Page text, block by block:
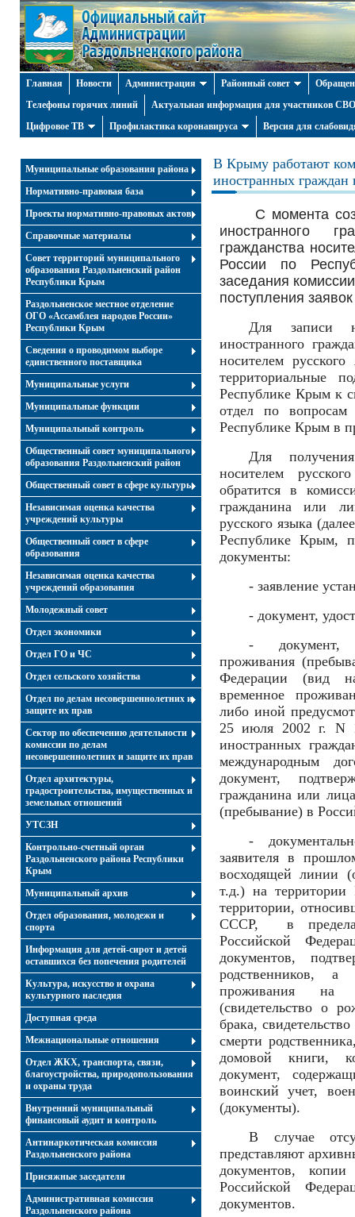
Главная Новости Администрация Районный совет
Телефоны горячих линий
Актуальная информация для участников СВО
Цифровое ТВ
Профилактика коронавируса Версия для
Муниципальные образования района
Нормативно-правовая база
Проекты нормативно-правовых актов
Справочные материалы
Совет территорий муниципального
образования Раздольненский район
Республики Крым
Раздольненское местное отделение
ОГО «Ассамблея народов России»
Республики Крым
Cведения о проводимом выборе
единственного поставщика
Муниципальные услуги
Муниципальные функции
Муниципальный контроль
Общественный совет муниципального
образования Раздольненский район
Общественный совет в сфере культуры
Независимая оценка качества
учреждений культуры
Общественный совет в сфере
образования
Независимая оценка качества
учреждений образования
Молодежный совет
Отдел экономики
Отдел ГО и ЧС
Отдел сельского хозяйства
Отдел по делам несовершеннолетних и
защите их прав
Сектор по обеспечению деятельности
комиссии по делам
несовершеннолетних и защите их прав
Отдел архитектуры,
градостроительства, имущественных и
земельных отношений
УТСЗН
Контрольно-счетный орган
Раздольненского района Республики
Крым
Муниципальный архив
Отдел образования, молодежи и
спорта
Информация для детей-сирот и детей
оставшихся без попечения родителей
Культура, искусство и охрана
культурного наследия
Доступная среда
Межнациональные отношения
Отдел ЖКХ, транспорта, связи,
благоустройства, природопользования
и охраны труда
Внутренний муниципальный
финансовый аудит и контроль
Антинаркотическая комиссия
Раздольненского района
Присяжные заседатели
Административная комиссия
Раздольненского района
В Крыму работают
иностранных граждан
С момента
иностранного
гражданства
России по
заседания
поступления
Для записи
иностранного
носителем
территориальные
Республике Крым к
отдел по
Республике Крым в
Для
носителем
обратится в
гражданина или
русского языка
Республике Крым,
документы:
- заявление
- документ,
- документ,
проживания
Федерации (вид
временное
либо иной
25 июля 2002 г. N
иностранных
международным
документ,
гражданина или
(пребывание) в
-
заявителя в
восходящей линии
т.д.) на
территории,
СССР, в
Российской
документов,
родственников,
проживания на
(свидетельство о
брака,
смерти
домовой книги,
документ,
воинский учет,
(документы).
В случае
представляют
документов,
Российской
документов.